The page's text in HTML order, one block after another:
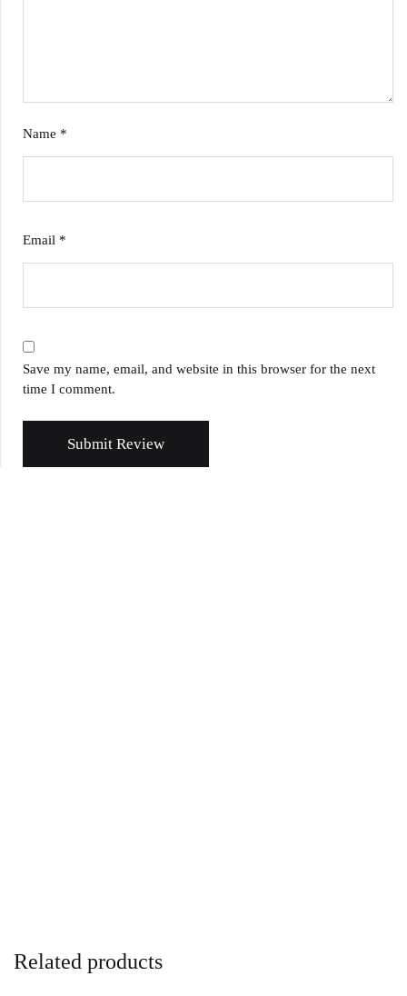
Name *
Email *
Save my name, email, and website in this browser for the next
time I comment.
Submit Review
Related products